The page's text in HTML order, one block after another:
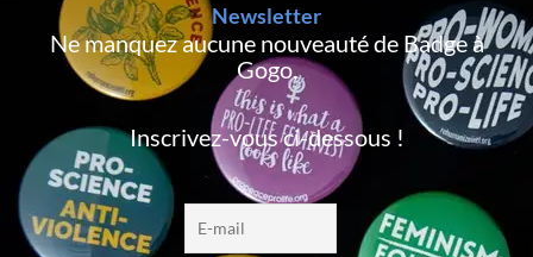
Newsletter
Ne manquez aucune nouveauté de Badge à
Gogo,
Inscrivez-vous ci-dessous !